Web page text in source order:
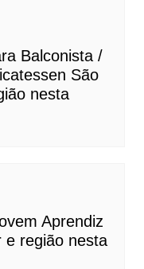
Balconista /
São
nesta
Aprendiz
e região nesta